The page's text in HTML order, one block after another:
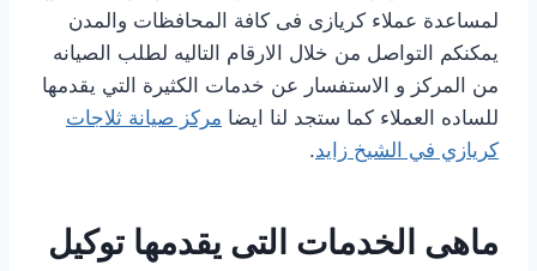
لمساعدة عملاء كريازى فى كافة المحافظات والمدن
يمكنكم التواصل من خلال الارقام التاليه لطلب الصيانه
من المركز و الاستفسار عن خدمات الكثيرة التي يقدمها
للساده العملاء كما ستجد لنا ايضا مركز صيانة ثلاجات
كريازي في الشيخ زايد.
ماهى الخدمات التى يقدمها توكيل